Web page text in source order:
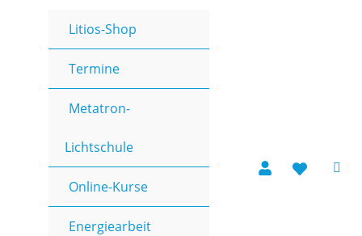
Litios-Shop
Termine
Metatron-
Lichtschule
Online-Kurse
Energiearbeit